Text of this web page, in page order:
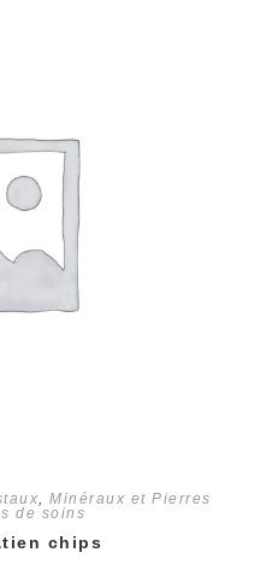
, Minéraux et Pierres
de soins
chips